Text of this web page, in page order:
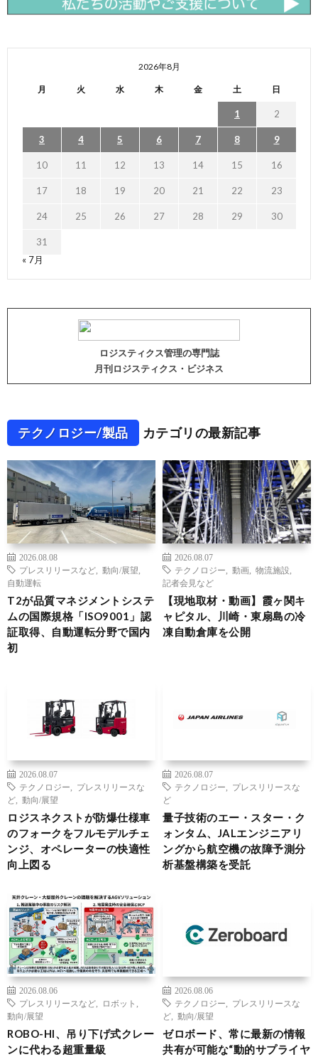
2026年8月
月 火 水 木 金 土 日
1 2
3 4 5 6 7 8 9
10 11 12 13 14 15 16
17 18 19 20 21 22 23
24 25 26 27 28 29 30
31
« 7月
ロジスティクス管理の専門誌
月刊ロジスティクス・ビジネス
テクノロジー/製品 カテゴリの最新記事
2026.08.08
プレスリリースなど
動向/展望
自動運転
T2が品質マネジメントシステ
ムの国際規格「ISO9001」認
証取得、自動運転分野で国内
初
2026.08.07
テクノロジー
動画 物流施設
記者会見など
【現地取材・動画】霞ヶ関キ
ャピタル、川崎・東扇島の冷
凍自動倉庫を公開
2026.08.07
テクノロジー
プレスリリースな
ど
動向/展望
ロジスネクストが防爆仕様車
のフォークをフルモデルチェ
ンジ、オペレーターの快適性
向上図る
2026.08.07
テクノロジー
プレスリリースな
ど
量子技術のエー・スター・ク
ォンタム、JALエンジニアリ
ングから航空機の故障予測分
析基盤構築を受託
2026.08.06
プレスリリースなど
ロボット
動向/展望
ROBO-HI、吊り下げ式クレー
ンに代わる超重量級
2026.08.06
テクノロジー
プレスリリースな
ど
動向/展望
ゼロボード、常に最新の情報
共有が可能な“動的サプライヤ